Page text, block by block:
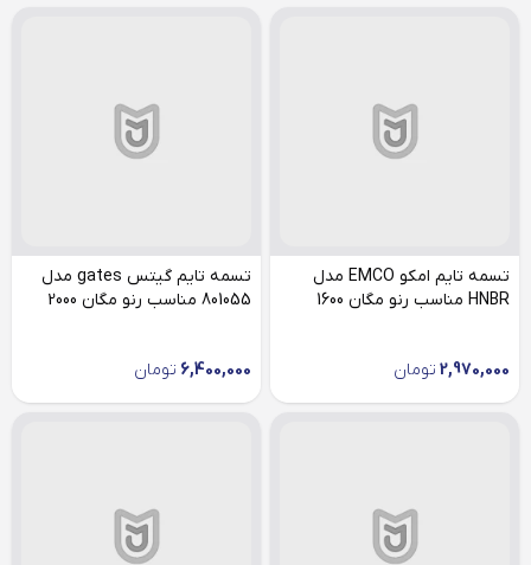
تسمه تایم امکو EMCO مدل
HNBR مناسب رنو مگان 1600
2,970,000 تومان
تسمه تایم گیتس gates مدل
801055 مناسب رنو مگان 2000
6,400,000 تومان